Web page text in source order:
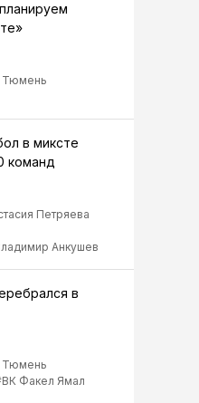
Тюмень
в миксте
команд
Петряева
Анкушев
в
Тюмень
Факел Ямал